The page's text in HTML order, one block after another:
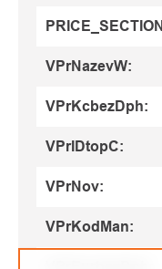
PRICE_SECTION
VPrNazevW:
VPrKcbezDph:
VPrIDtopC:
VPrNov:
VPrKodMan: